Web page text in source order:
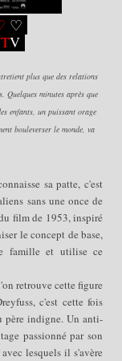
♡
TV
plus que des relations
Quelques minutes après que
enfants, un puissant orage
bouleverser le monde, va
sa patte, c'est
sans une once de
film de 1953, inspiré
le concept de base,
famille et utilise ce
retrouve cette figure
c'est cette fois
père indigne. Un anti-
passionné par son
lesquels il s'avère